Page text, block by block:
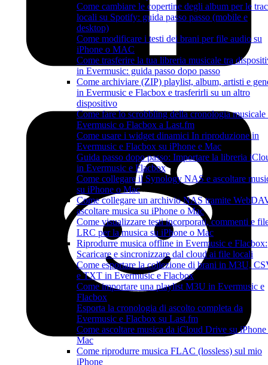
Come cambiare le copertine degli album per le
locali su Spotify: guida passo passo (mobile e
desktop)
Come modificare i testi dei brani per file audio su
iPhone o MAC
Come trasferire la tua libreria musicale tra
in Evermusic: guida passo dopo passo
Come archiviare (ZIP) playlist, album, artisti e
in Evermusic e Flacbox e trasferirli su un altro
dispositivo
Come fare lo scrobbling della cronologia musicale
Evermusic o Flacbox a Last.fm
Come usare i widget dinamici In riproduzione in
Evermusic e Flacbox su iPhone e Mac
Guida passo dopo passo: Importare la libreria
in Evermusic e Flacbox
Come collegare il Synology NAS e ascoltare
su iPhone o Mac
Come collegare un archivio NAS tramite
ascoltare musica su iPhone o Mac
Come visualizzare testi incorporati, commenti e
LRC per la musica su iPhone o Mac
Riprodurre musica offline in Evermusic e Flacbox:
Scaricare e sincronizzare dal cloud ai file locali
Come esportare la collezione di brani in M3U,
e TXT in Evermusic e Flacbox
Come importare una playlist M3U in Evermusic e
Flacbox
Esporta la cronologia di ascolto completa da
Evermusic e Flacbox su Last.fm
Come ascoltare musica da iCloud Drive su iPhone
Mac
Come riprodurre musica FLAC (lossless) sul mio
iPhone